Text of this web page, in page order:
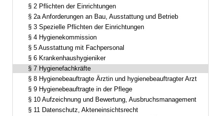
§ 2 Pflichten der Einrichtungen
§ 2a Anforderungen an Bau, Ausstattung und Betrieb
§ 3 Spezielle Pflichten der Einrichtungen
§ 4 Hygienekommission
§ 5 Ausstattung mit Fachpersonal
§ 6 Krankenhaushygieniker
§ 7 Hygienefachkräfte
§ 8 Hygienebeauftragte Ärztin und hygienebeauftragter Arzt
§ 9 Hygienebeauftragte in der Pflege
§ 10 Aufzeichnung und Bewertung, Ausbruchsmanagement
§ 11 Datenschutz, Akteneinsichtsrecht